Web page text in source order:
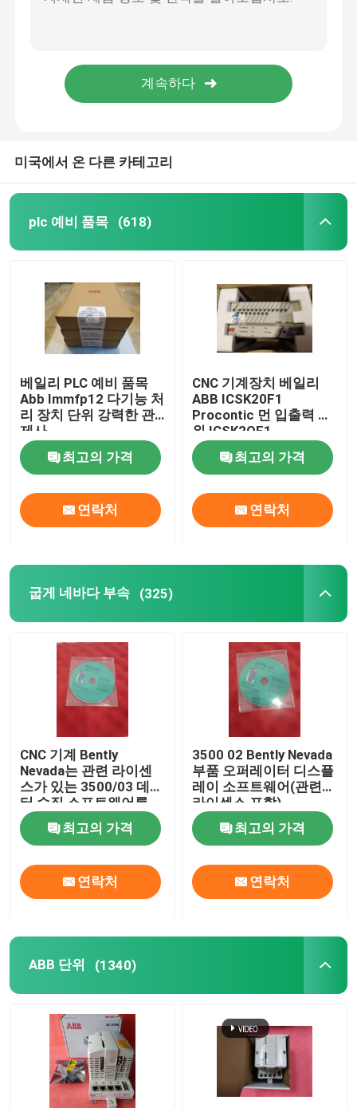
ICS 세겹 PLC
Triconex DCS
woodward 단위
Emerson Epro
알렌 브레들리 단위
Emerson 델타 V DCS
신아이더 전기 부속
웨스팅하우스 대환영
yokogawa 단위
Bachmann 단위
Hima PLC
시멘스 단위
브롬 단위
dcs 예비 품목
미국에서 온 다른 카테고리
plc 예비 품목 (618)
베일리 PLC 예비 품목
Abb Immfp12 다기능 처
리 장치 단위 강력한 관
제사
최고의 가격
연락처
CNC 기계장치 베일리
ABB ICSK20F1
Procontic 먼 입출력 단
위 ICSK2OF1
최고의 가격
연락처
굽게 네바다 부속 (325)
CNC 기계 Bently
Nevada는 관련 라이센
스가 있는 3500/03 데이
터 수집 소프트웨어를
분해합니다.
최고의 가격
연락처
3500 02 Bently Nevada
부품 오퍼레이터 디스플
레이 소프트웨어(관련
라이센스 포함)
최고의 가격
연락처
ABB 단위 (1340)